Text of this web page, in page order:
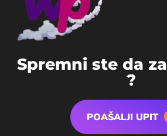
Spremni ste da za
?
POAŠALJI UPIT